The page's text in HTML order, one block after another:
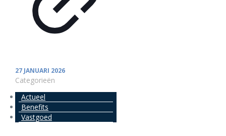
27 JANUARI 2026
Categorieën
Actueel
Benefits
Vastgoed